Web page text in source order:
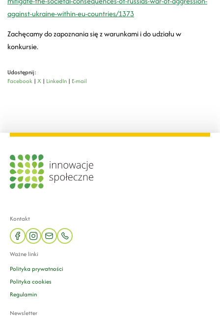
against-ukraine-within-eu-countries/1373
Zachęcamy do zapoznania się z warunkami i do udziału w
konkursie.
Udostępnij:
Facebook | X | LinkedIn | E-mail
Kontakt
facebookinstagram
mail phone
Ważne linki
Polityka prywatności
Polityka cookies
Regulamin
Newsletter